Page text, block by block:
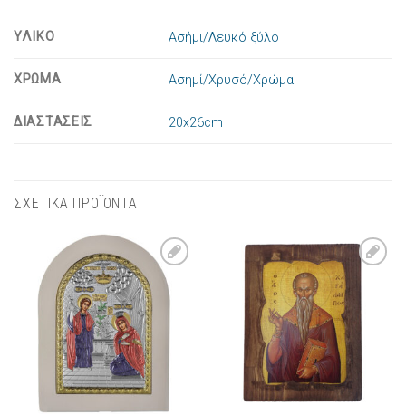
ΥΛΙΚΟ Ασήμι/Λευκό ξύλο
ΧΡΩΜΑ Ασημί/Χρυσό/Χρώμα
ΔΙΑΣΤΑΣΕΙΣ 20x26cm
ΣΧΕΤΙΚΑ ΠΡΟΪΟΝΤΑ
Πρόσθήκη
στην λίστα
επιθυμιών
Πρόσθήκη
στην λίστα
επιθυμιών